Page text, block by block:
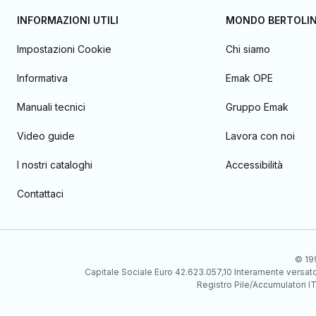
INFORMAZIONI UTILI
Impostazioni Cookie
Informativa
Manuali tecnici
Video guide
I nostri cataloghi
Contattaci
MONDO
Chi siamo
Emak OPE
Gruppo Emak
Lavora con noi
Accessibilità
©
Capitale Sociale Euro 42.623.057,10 Interamente
Registro Pile/Accumulatori